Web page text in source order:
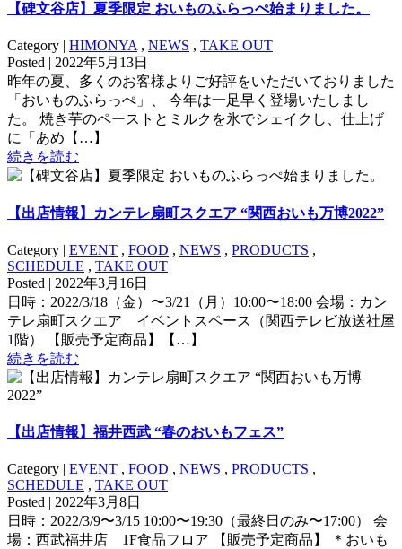
【碑文谷店】夏季限定 おいものふらっぺ始まりました。
Category | HIMONYA , NEWS , TAKE OUT
Posted | 2022年5月13日
昨年の夏、多くのお客様よりご好評をいただいておりました
「おいものふらっぺ」、 今年は一足早く登場いたしまし
た。 焼き芋のペーストとミルクを氷でシェイクし、仕上げ
に「あめ【…】
続きを読む
【出店情報】カンテレ扇町スクエア “関西おいも万博2022”
Category | EVENT , FOOD , NEWS , PRODUCTS ,
SCHEDULE , TAKE OUT
Posted | 2022年3月16日
日時：2022/3/18（金）〜3/21（月）10:00〜18:00 会場：カン
テレ扇町スクエア イベントスペース（関西テレビ放送社屋
1階） 【販売予定商品】【…】
続きを読む
【出店情報】福井西武 “春のおいもフェス”
Category | EVENT , FOOD , NEWS , PRODUCTS ,
SCHEDULE , TAKE OUT
Posted | 2022年3月8日
日時：2022/3/9〜3/15 10:00〜19:30（最終日のみ〜17:00） 会
場：西武福井店 1F食品フロア 【販売予定商品】 ＊おいも